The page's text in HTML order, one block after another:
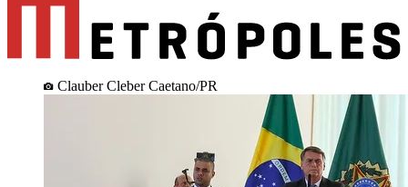
Clauber Cleber Caetano/PR